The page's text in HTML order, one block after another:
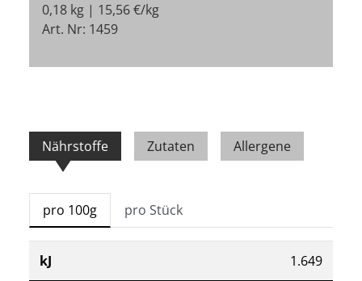
0,18 kg | 15,56 €/kg
Art. Nr: 1459
Nährstoffe Zutaten Allergene
pro 100g pro Stück
kJ 1.649